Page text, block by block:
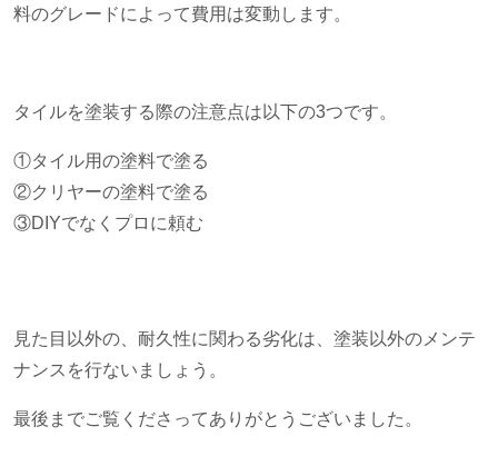
料のグレードによって費用は変動します。
タイルを塗装する際の注意点は以下の3つです。
①タイル用の塗料で塗る
②クリヤーの塗料で塗る
③DIYでなくプロに頼む
見た目以外の、耐久性に関わる劣化は、塗装以外のメンテ
ナンスを行ないましょう。
最後までご覧くださってありがとうございました。